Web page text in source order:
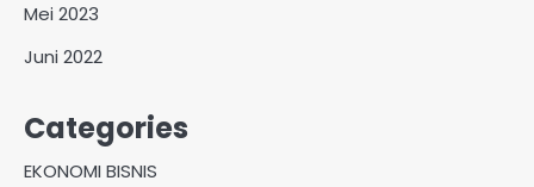
Mei 2023
Juni 2022
Categories
EKONOMI BISNIS